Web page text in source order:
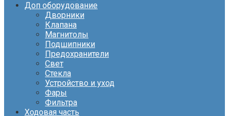
Доп оборудование
Дворники
Клапана
Магнитолы
Подшипники
Предохранители
Свет
Стекла
Устройство и уход
Фары
Фильтра
Ходовая часть